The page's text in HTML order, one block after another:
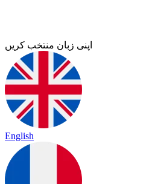
اپنی زبان منتخب کریں
English